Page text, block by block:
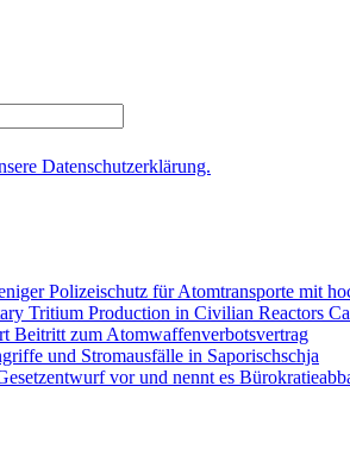
Datenschutzerklärung.
Polizeischutz für Atomtransporte mit
Tritium Production in Civilian Reactors
Beitritt zum Atomwaffenverbotsvertrag
und Stromausfälle in Saporischschja
vor und nennt es